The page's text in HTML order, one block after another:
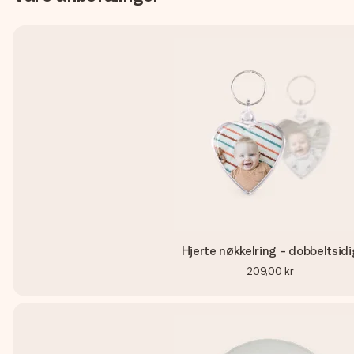
Hjerte nøkkelring -
209,00 kr